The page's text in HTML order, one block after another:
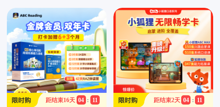
可选，132节AI互动精品
课，中外教联袂授课，
难点疑点一网打尽，提
分秘籍尽在掌握！
距结束16天 04 : 11 距结束2天 04 : 11